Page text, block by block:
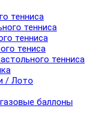
тенниса
тенниса
тенниса
тениса
тенниса
/ Лото
баллоны